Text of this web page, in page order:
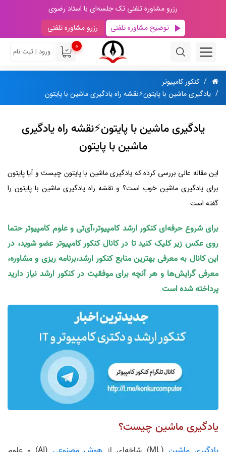
رزرو مشاوره تلفنی تک جلسه‌ای با استاد رضوی
توضیح مشاوره تلفنی
رزرو مشاوره تلفنی
0
ورود | ثبت نام
کنکور کامپیوتر
یادگیری ماشین با پایتون⚡️نقشه راه یادگیری ماشین با پایتون
یادگیری ماشین با پایتون⚡️نقشه راه یادگیری
ماشین با پایتون
این مقاله عالی بررسی کرده که یادگیری ماشین با پایتون چیست و آیا پایتون
برای یادگیری ماشین خوب است؟ و نقشه راه یادگیری ماشین با پایتون را
گفته است
برای شروع حرفه‌ای کنکور ارشد کامپیوتر،آی‌تی و علوم کامپیوتر حتما
روی عکس زیر کلیک کنید تا در کانال کنکور کامپیوتر عضو شوید، در
این کانال به معرفی بهترین منابع کنکور ارشد،برنامه ریزی و مشاوره،
معرفی گرایش‌ها و هر آنچه برای موفقیت در کنکور ارشد نیاز دارید
پرداخته شده است
یادگیری ماشین چیست؟